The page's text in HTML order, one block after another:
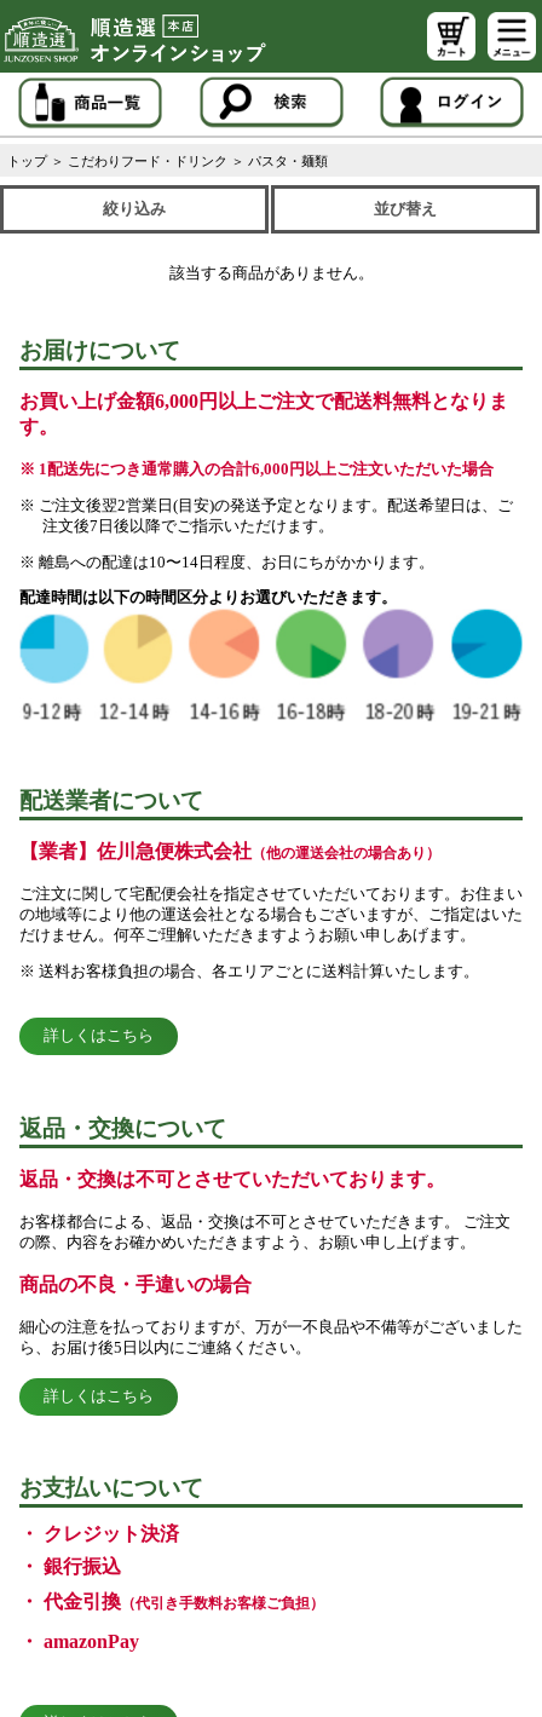
トップ ＞ こだわりフード・ドリンク ＞ パスタ・麺類
絞り込み 並び替え
該当する商品がありません。